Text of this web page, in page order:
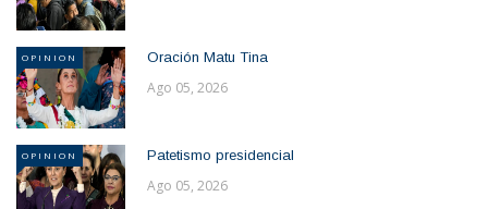
OPINION Oración Matu Tina
Ago 05, 2026
OPINION Patetismo presidencial
Ago 05, 2026